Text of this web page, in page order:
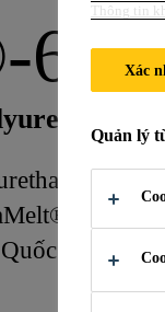
677
để
nóng
rắn khi tiếp xúc
Thông tin
Xác
Quản lý